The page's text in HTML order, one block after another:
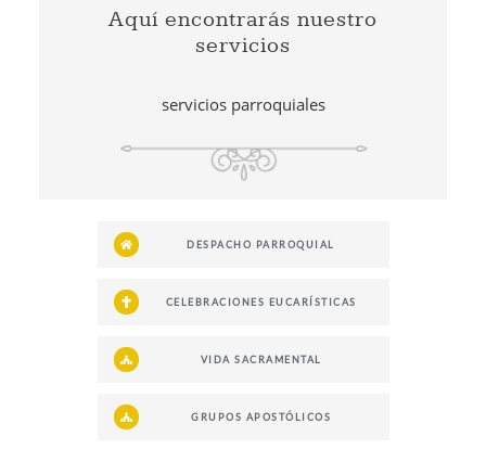
Aquí encontrarás nuestro
servicios
servicios parroquiales
DESPACHO PARROQUIAL
CELEBRACIONES EUCARÍSTICAS
VIDA SACRAMENTAL
GRUPOS APOSTÓLICOS